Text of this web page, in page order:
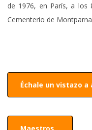
de 1976, en París, a los
Cementerio de
Échale un vistazo